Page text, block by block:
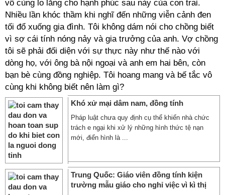
vô cùng lo lắng cho hạnh phúc sau này của con trai.
Nhiều lần khóc thầm khi nghĩ đến những viễn cảnh đen
tối đổ xuống gia đình. Tôi không dám nói cho chồng biết
vì sợ cái tính nóng nảy và gia trưởng của anh. Vợ chồng
tôi sẽ phải đối diện với sự thực này như thế nào với
dòng họ, với ông bà nội ngoại và anh em hai bên, còn
bạn bè cùng đồng nghiệp. Tôi hoang mang và bế tắc vô
cùng khi không biết nên làm gì?
Khó xử mại dâm nam, đồng tính
Pháp luật chưa quy định cụ thể khiến nhà chức
trách e ngại khi xử lý những hình thức tệ nạn
mới, điển hình là ...
Trung Quốc: Giáo viên đồng tính kiện
trường mẫu giáo cho nghỉ việc vì kì thị